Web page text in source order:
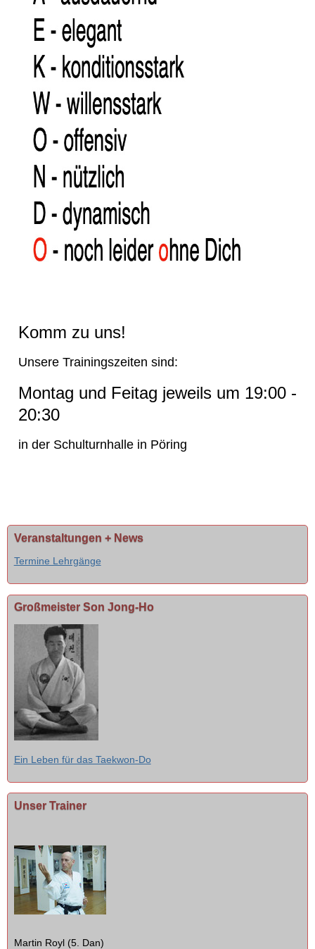
Komm zu uns!
Unsere Trainingszeiten sind:
Montag und Feitag jeweils um 19:00 -
20:30
in der Schulturnhalle in Pöring
Veranstaltungen + News
Termine Lehrgänge
Großmeister Son Jong-Ho
Ein Leben für das Taekwon-Do
Unser Trainer
Martin Royl (5. Dan)